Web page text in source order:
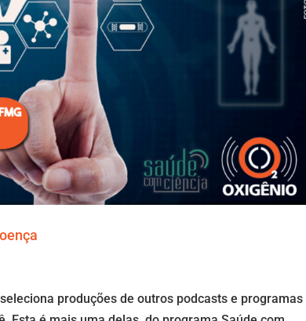
produções de outros podcasts e programas